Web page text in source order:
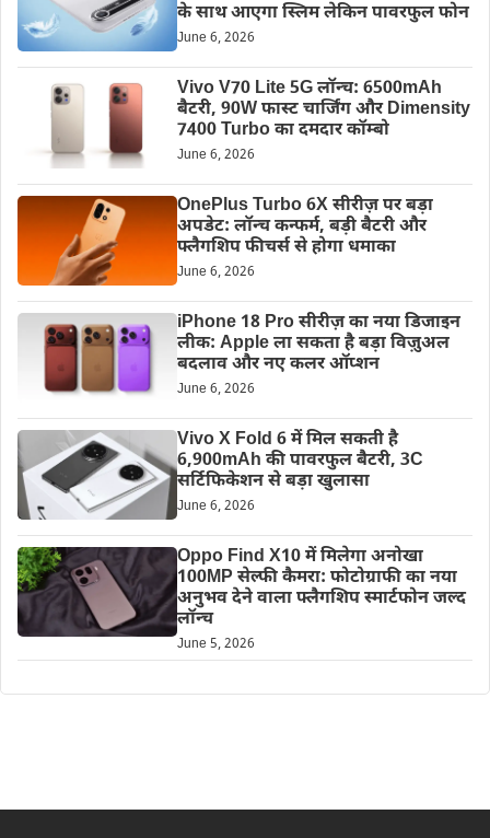
के साथ आएगा स्लिम लेकिन पावरफुल फोन
June 6, 2026
Vivo V70 Lite 5G लॉन्च: 6500mAh
बैटरी, 90W फास्ट चार्जिंग और Dimensity
7400 Turbo का दमदार कॉम्बो
June 6, 2026
OnePlus Turbo 6X सीरीज़ पर बड़ा
अपडेट: लॉन्च कन्फर्म, बड़ी बैटरी और
फ्लैगशिप फीचर्स से होगा धमाका
June 6, 2026
iPhone 18 Pro सीरीज़ का नया डिजाइन
लीक: Apple ला सकता है बड़ा विज़ुअल
बदलाव और नए कलर ऑप्शन
June 6, 2026
Vivo X Fold 6 में मिल सकती है
6,900mAh की पावरफुल बैटरी, 3C
सर्टिफिकेशन से बड़ा खुलासा
June 6, 2026
Oppo Find X10 में मिलेगा अनोखा
100MP सेल्फी कैमरा: फोटोग्राफी का नया
अनुभव देने वाला फ्लैगशिप स्मार्टफोन जल्द
लॉन्च
June 5, 2026